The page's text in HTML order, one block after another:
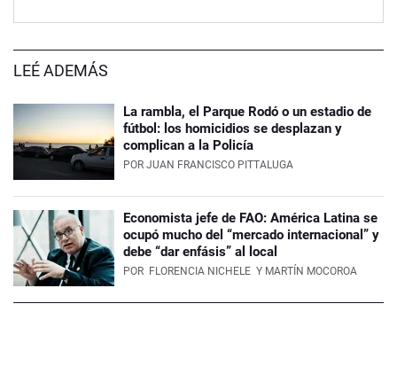
LEÉ ADEMÁS
La rambla, el Parque Rodó o un estadio de
fútbol: los homicidios se desplazan y
complican a la Policía
POR JUAN FRANCISCO PITTALUGA
Economista jefe de FAO: América Latina se
ocupó mucho del “mercado internacional” y
debe “dar enfásis” al local
POR FLORENCIA NICHELE Y MARTÍN MOCOROA